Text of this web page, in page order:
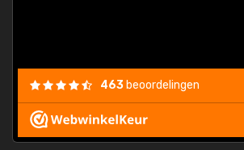
463 beoordelingen